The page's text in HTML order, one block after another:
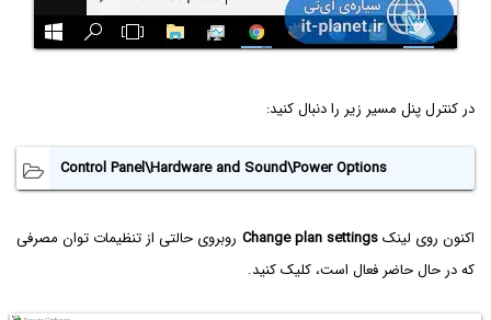
در کنترل پنل مسیر زیر را دنبال کنید:
Control Panel\Hardware and Sound\Power Options
اکنون روی لینکChange plan settings روبروی حالتی از تنظیمات توان مصرفی
که در حال حاضر فعال است، کلیک کنید.